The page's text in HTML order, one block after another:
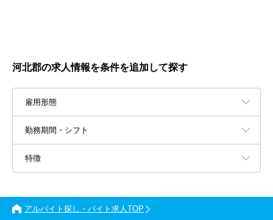
河北郡の求人情報を条件を追加して探す
雇用形態
勤務期間・シフト
特徴
アルバイト探し・バイト求人TOP